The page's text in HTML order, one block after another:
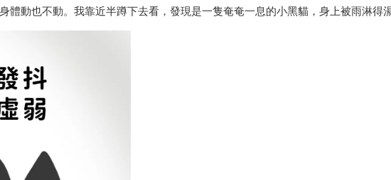
體動也不動。我靠近半蹲下去看，發現是一隻奄奄一息的小黑貓，身上被雨淋